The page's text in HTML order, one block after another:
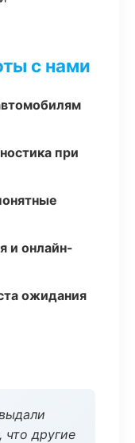
с нами
при
и онлайн-
ожидания
что другие